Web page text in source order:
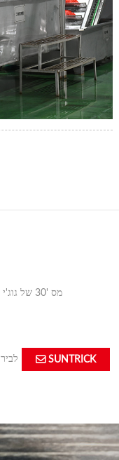
מס '30 של גוג'י עיבוד עיר, מחוז ז'ונגינג, ז'ונגווי, נינגקסיה, סין
SUNTRICK